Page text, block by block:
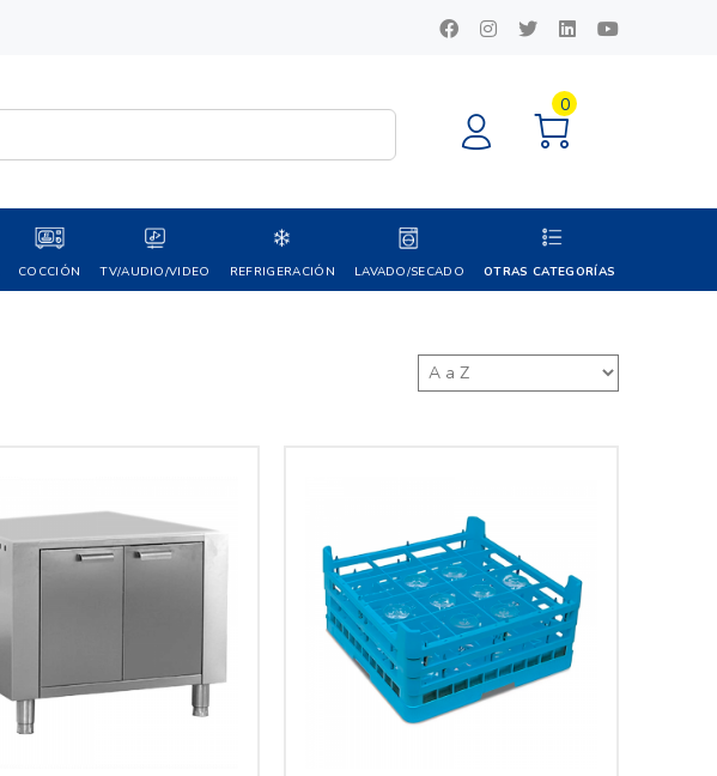
0
COCCIÓN TV/AUDIO/VIDEO REFRIGERACIÓN LAVADO/SECADO OTRAS CATEGORÍAS